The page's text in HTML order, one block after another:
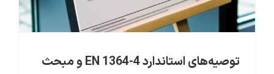
توصیه‌های استاندارد EN 1364-4 و مبحث